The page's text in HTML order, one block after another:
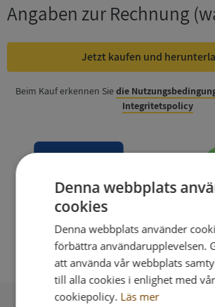
Angaben zur Rechnung
Jetzt kaufen und
Beim Kauf erkennen Siedie
Integritetspolicy
Denna webbplats
cookies
Denna webbplats använder
förbättra användarupplevelsen.
att använda vår webbplats
till alla cookies i enlighet med vår
cookiepolicy. Läs mer